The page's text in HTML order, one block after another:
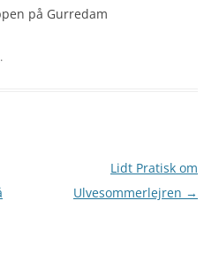
på Gurredam
.
Lidt Pratisk om
Ulvesommerlejren →